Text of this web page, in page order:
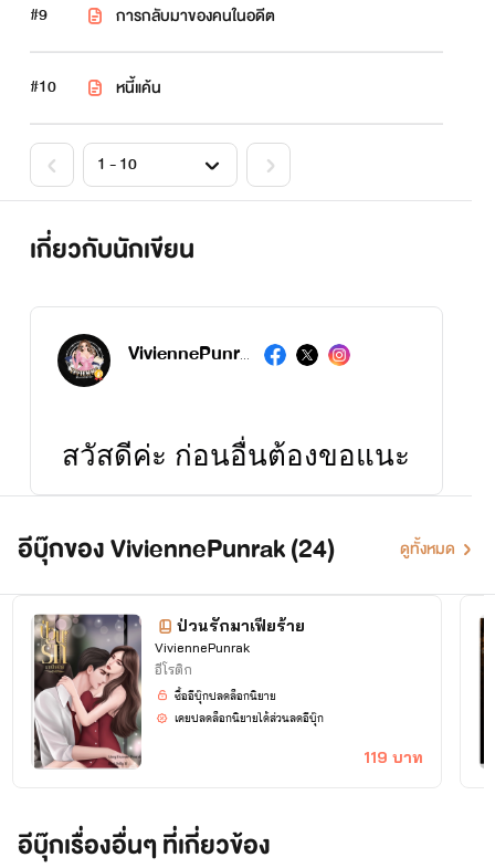
#9 การกลับมาของคนในอดีต
#10 หนี้แค้น
เกี่ยวกับนักเขียน
ViviennePunrak
สวัสดีค่ะ ก่อนอื่นต้องขอแนะ
นามปากกาของ Writer
จุดเริ่มของการเขียนนิยายใน
ครั้งนี้
เกิดจากความชอบและรักใน
การอ่านนิยายของ
จนเกิดเป็นแรงบันดาลใจ ใน
คะ
อีบุ๊กของ ViviennePunrak (24) ดูทั้งหมด
ป่วนรักมาเฟียร้าย
ViviennePunrak
อีโรติก
119 บาท
ซื้ออีบุ๊กปลดล็อกนิยาย
เคยปลดล็อกนิยายได้ส่วนลดอีบุ๊ก
อีบุ๊กเรื่องอื่นๆ ที่เกี่ยวข้อง